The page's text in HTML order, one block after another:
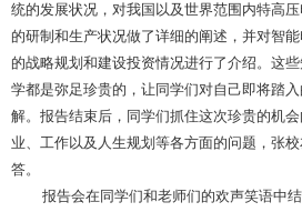
统的发展状况，对我国以及世界范围内特高
的研制和生产状况做了详细的阐述，并对智
的战略规划和建设投资情况进行了介绍。这
学都是弥足珍贵的，让同学们对自己即将踏
解。报告结束后，同学们抓住这次珍贵的机
业、工作以及人生规划等各方面的问题，张
答。
报告会在同学们和老师们的欢声笑语中